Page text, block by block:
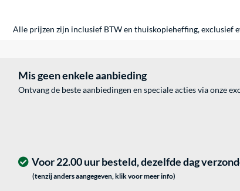
Alle prijzen zijn inclusief BTW en thuiskopieheffing, exclusief
Mis geen enkele aanbieding
Ontvang de beste aanbiedingen en speciale acties via onze
Voor 22.00 uur besteld, dezelfde dag
(tenzij anders aangegeven, klik voor meer info)